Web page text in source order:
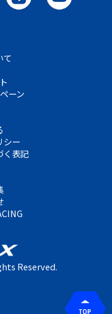
て
ーン
シー
く表記
Reserved.